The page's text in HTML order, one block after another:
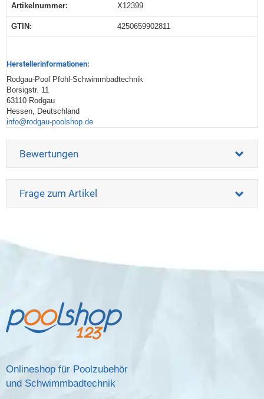
Artikelnummer: X12399
GTIN: 4250659902811
Herstellerinformationen:
Rodgau-Pool Pfohl-Schwimmbadtechnik
Borsigstr. 11
63110 Rodgau
Hessen, Deutschland
info@rodgau-poolshop.de
Bewertungen
Frage zum Artikel
Onlineshop für Poolzubehör
und Schwimmbadtechnik